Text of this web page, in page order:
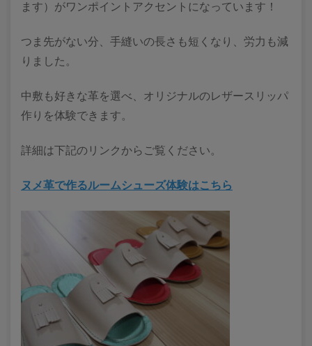
ます）がワンポイントアクセントになっています！
つま先がない分、手縫いの長さも短くなり、労力も減
りました。
中敷も好きな革を選べ、オリジナルのレザースリッパ
作りを体験できます。
詳細は下記のリンクからご覧ください。
ヌメ革で作るルームシューズ体験はこちら